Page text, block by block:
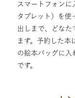
スマートフォンに
タブレット）を使
出しまで、どなた
ます。予約した本
の絵本バッグに入
です。